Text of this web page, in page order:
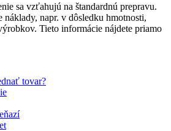
sa vzťahujú na štandardnú prepravu.
napr. v dôsledku hmotnosti,
Tieto informácie nájdete priamo
tovar?